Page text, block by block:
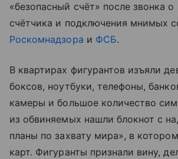
«безопасный счёт» после звонка о
счётчика и подключения мнимых
Роскомнадзора и ФСБ.
В квартирах фигурантов изъяли
боксов, ноутбуки, телефоны,
камеры и большое количество
из обвиняемых нашли блокнот с
планы по захвату мира», в
карт. Фигуранты признали вину,